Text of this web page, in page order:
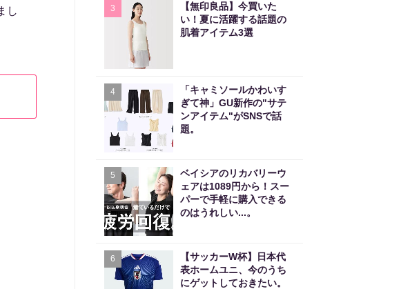
し
3
【無印良品】今買いた
い！夏に活躍する話題の
肌着アイテム3選
4
「キャミソールかわいす
ぎて神」GU新作の"サテ
ンアイテム"がSNSで話
題。
5
ベイシアのリカバリーウ
ェアは1089円から！スー
パーで手軽に購入できる
のはうれしい...。
6
【サッカーW杯】日本代
表ホームユニ、今のうち
にゲットしておきたい。